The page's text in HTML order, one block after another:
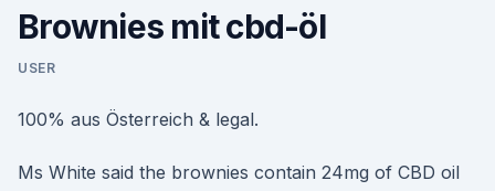
Brownies mit cbd-öl
USER
100% aus Österreich & legal.
Ms White said the brownies contain 24mg of CBD oil